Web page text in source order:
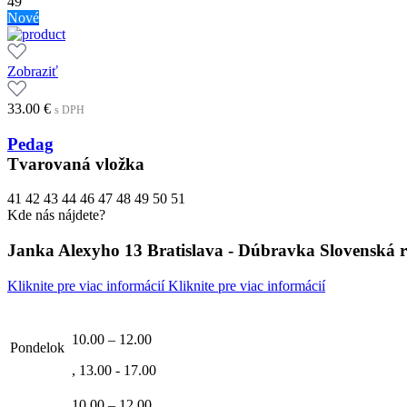
Nové
Zobraziť
33.00 € s DPH
Pedag
Tvarovaná vložka
41 42 43 44 46 47 48 49 50 51
Kde nás nájdete?
Janka Alexyho 13 Bratislava - Dúbravka Slovenská
Kliknite pre viac informáciíKliknite pre viac informácií
Pondelok
10.00 – 12.00
, 13.00 - 17.00